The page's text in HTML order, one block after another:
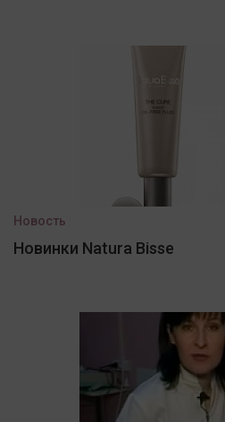
Новость
Новинки Natura Bisse